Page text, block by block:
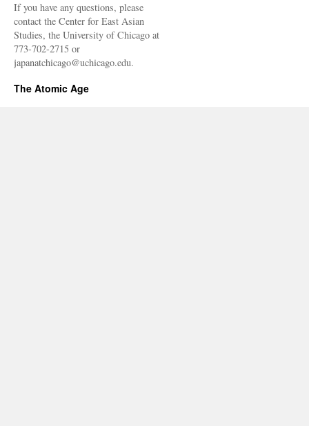
If you have any questions, please
contact the Center for East Asian
Studies, the University of Chicago at
773-702-2715 or
japanatchicago@uchicago.edu.
The Atomic Age